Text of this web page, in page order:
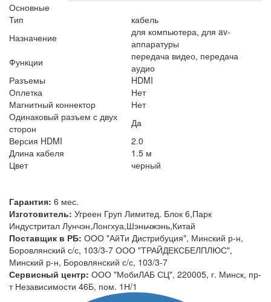
Основные
Тип
кабель
Назначение
для компьютера, для av-
аппаратуры
Функции
передача видео, передача
аудио
Разъемы
HDMI
Оплетка
Нет
Магнитный коннектор
Нет
Одинаковый разъем с двух
сторон
Да
Версия HDMI
2.0
Длина кабеля
1.5 м
Цвет
черный
Гарантия: 6 мес.
Изготовитель: Угреен Груп Лимитед. Блок 6,Парк
Индустритал Лунчэн,Лонгхуа,Шэньчжэнь,Китай
Поставщик в РБ: ООО "АйТи Дистрибуция", Минский р-н,
Боровлянский с/с, 103/3-7 ООО "ТРАЙДЕКСБЕЛПЛЮС",
Минский р-н, Боровлянский с/с, 103/3-7
Сервисный центр: ООО "МобиЛАБ СЦ", 220005, г. Минск, пр-
т Независимости 46Б, пом. 1Н/1